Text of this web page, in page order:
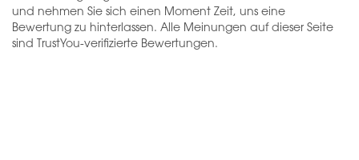
und nehmen Sie sich einen Moment Zeit, uns eine
Bewertung zu hinterlassen. Alle Meinungen auf dieser Seite
sind TrustYou-verifizierte Bewertungen.